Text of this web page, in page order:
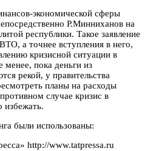
экономической сферы
Р.Минниханов на
республики. Такое заявление
а точнее вступления в него,
кризисной ситуации в
менее, пока деньги из
рекой, у правительства
планы на расходы
случае кризис в
избежать.
были использованы:
http://www.tatpressa.ru